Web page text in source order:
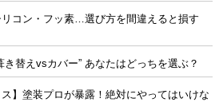
リコン・フッ素…選び方を間違えると損す
き替えvsカバー” あなたはどっちを選ぶ？
ス】塗装プロが暴露！絶対にやってはいけな